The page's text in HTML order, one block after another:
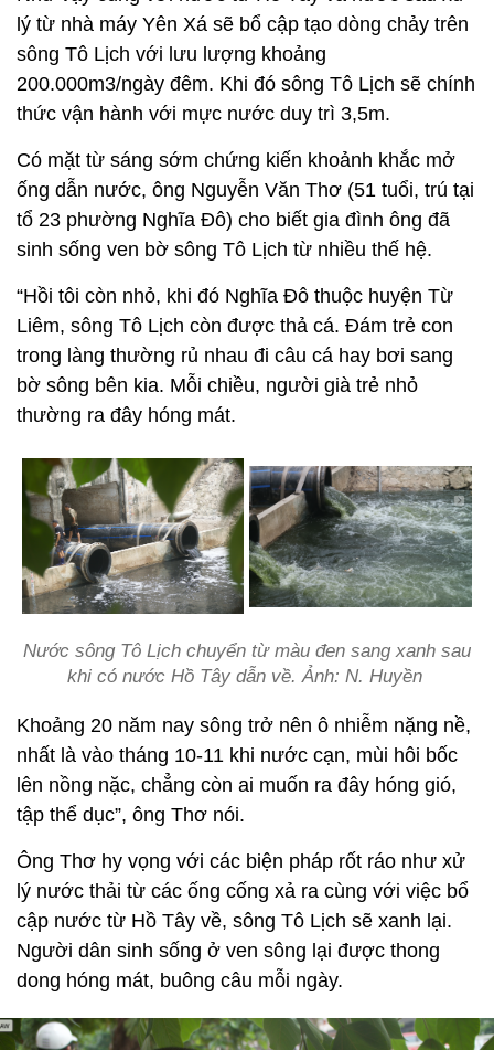
lý từ nhà máy Yên Xá sẽ bổ cập tạo dòng chảy trên
sông Tô Lịch với lưu lượng khoảng
200.000m3/ngày đêm. Khi đó sông Tô Lịch sẽ chính
thức vận hành với mực nước duy trì 3,5m.
Có mặt từ sáng sớm chứng kiến khoảnh khắc mở
ống dẫn nước, ông Nguyễn Văn Thơ (51 tuổi, trú tại
tổ 23 phường Nghĩa Đô) cho biết gia đình ông đã
sinh sống ven bờ sông Tô Lịch từ nhiều thế hệ.
“Hồi tôi còn nhỏ, khi đó Nghĩa Đô thuộc huyện Từ
Liêm, sông Tô Lịch còn được thả cá. Đám trẻ con
trong làng thường rủ nhau đi câu cá hay bơi sang
bờ sông bên kia. Mỗi chiều, người già trẻ nhỏ
thường ra đây hóng mát.
Nước sông Tô Lịch chuyển từ màu đen sang xanh sau
khi có nước Hồ Tây dẫn về. Ảnh: N. Huyền
Khoảng 20 năm nay sông trở nên ô nhiễm nặng nề,
nhất là vào tháng 10-11 khi nước cạn, mùi hôi bốc
lên nồng nặc, chẳng còn ai muốn ra đây hóng gió,
tập thể dục”, ông Thơ nói.
Ông Thơ hy vọng với các biện pháp rốt ráo như xử
lý nước thải từ các ống cống xả ra cùng với việc bổ
cập nước từ Hồ Tây về, sông Tô Lịch sẽ xanh lại.
Người dân sinh sống ở ven sông lại được thong
dong hóng mát, buông câu mỗi ngày.